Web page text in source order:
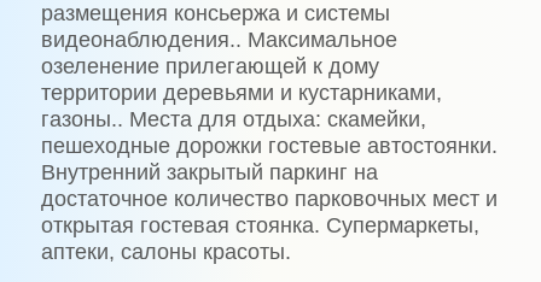
размещения консьержа и системы
видеонаблюдения.. Максимальное
озеленение прилегающей к дому
территории деревьями и кустарниками,
газоны.. Места для отдыха: скамейки,
пешеходные дорожки гостевые автостоянки.
Внутренний закрытый паркинг на
достаточное количество парковочных мест и
открытая гостевая стоянка. Супермаркеты,
аптеки, салоны красоты.